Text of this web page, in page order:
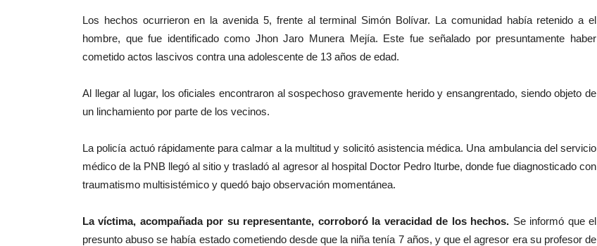
Los hechos ocurrieron en la avenida 5, frente al terminal Simón Bolívar. La comunidad había retenido a el
hombre, que fue identificado como Jhon Jaro Munera Mejía. Este fue señalado por presuntamente haber
cometido actos lascivos contra una adolescente de 13 años de edad.
Al llegar al lugar, los oficiales encontraron al sospechoso gravemente herido y ensangrentado, siendo objeto de
un linchamiento por parte de los vecinos.
La policía actuó rápidamente para calmar a la multitud y solicitó asistencia médica. Una ambulancia del servicio
médico de la PNB llegó al sitio y trasladó al agresor al hospital Doctor Pedro Iturbe, donde fue diagnosticado con
traumatismo multisistémico y quedó bajo observación momentánea.
La víctima, acompañada por su representante, corroboró la veracidad de los hechos. Se informó que el
presunto abuso se había estado cometiendo desde que la niña tenía 7 años, y que el agresor era su profesor de